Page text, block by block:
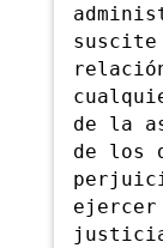
de la
de los
ejercer